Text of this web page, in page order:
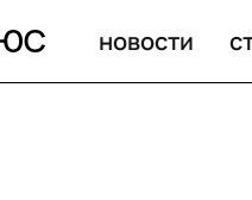
новости